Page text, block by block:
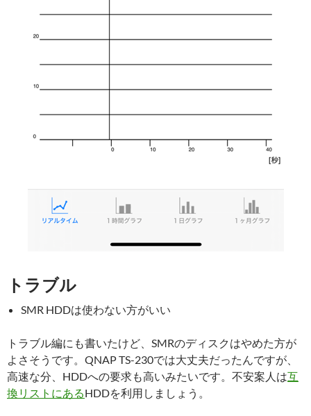
トラブル
SMR HDDは使わない方がいい
トラブル編にも書いたけど、SMRのディスクはやめた方が
よさそうです。QNAP TS-230では大丈夫だったんですが、
高速な分、HDDへの要求も高いみたいです。不安案人は互
換リストにあるHDDを利用しましょう。